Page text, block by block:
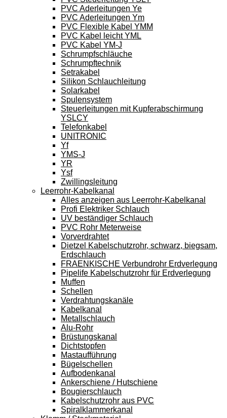
PVC Aderleitungen Ye
PVC Aderleitungen Ym
PVC Flexible Kabel YMM
PVC Kabel leicht YML
PVC Kabel YM-J
Schrumpfschläuche
Schrumpftechnik
Setrakabel
Silikon Schlauchleitung
Solarkabel
Spulensystem
Steuerleitungen mit Kupferabschirmung
YSLCY
Telefonkabel
UNITRONIC
Yf
YMS-J
YR
Ysf
Zwillingsleitung
Leerrohr-Kabelkanal
Alles anzeigen aus Leerrohr-Kabelkanal
Profi Elektriker Schlauch
UV beständiger Schlauch
PVC Rohr Meterweise
Vorverdrahtet
Dietzel Kabelschutzrohr, schwarz, biegsam,
Erdschlauch
FRAENKISCHE Verbundrohr Erdverlegung
Pipelife Kabelschutzrohr für Erdverlegung
Muffen
Schellen
Verdrahtungskanäle
Kabelkanal
Metallschlauch
Alu-Rohr
Brüstungskanal
Dichtstopfen
Mastaufführung
Bügelschellen
Aufbodenkanal
Ankerschiene / Hutschiene
Bougierschlauch
Kabelschutzrohr aus PVC
Spiralklammerkanal